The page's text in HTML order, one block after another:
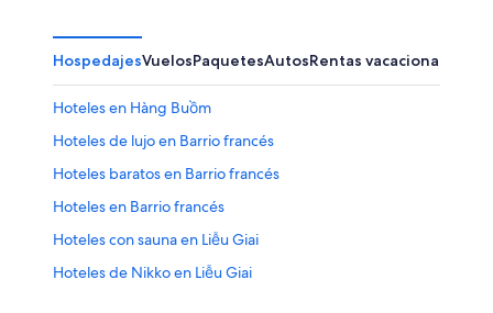
HospedajesVuelosPaquetesAutosRentas vacacionales
Hoteles en Hàng Buồm
Hoteles de lujo en Barrio francés
Hoteles baratos en Barrio francés
Hoteles en Barrio francés
Hoteles con sauna en Liễu Giai
Hoteles de Nikko en Liễu Giai